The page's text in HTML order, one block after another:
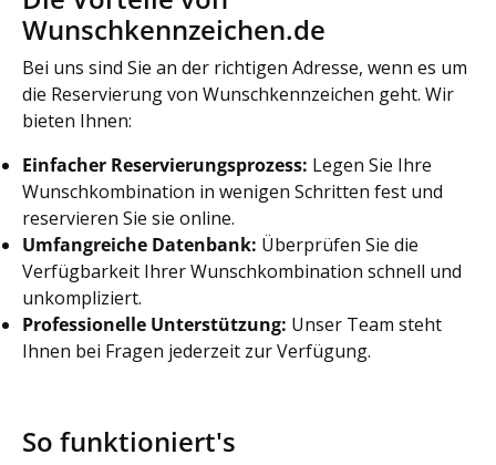
Wunschkennzeichen.de
Bei uns sind Sie an der richtigen Adresse, wenn es um
die Reservierung von Wunschkennzeichen geht. Wir
bieten Ihnen:
Einfacher Reservierungsprozess: Legen Sie Ihre
Wunschkombination in wenigen Schritten fest und
reservieren Sie sie online.
Umfangreiche Datenbank: Überprüfen Sie die
Verfügbarkeit Ihrer Wunschkombination schnell und
unkompliziert.
Professionelle Unterstützung: Unser Team steht
Ihnen bei Fragen jederzeit zur Verfügung.
So funktioniert's